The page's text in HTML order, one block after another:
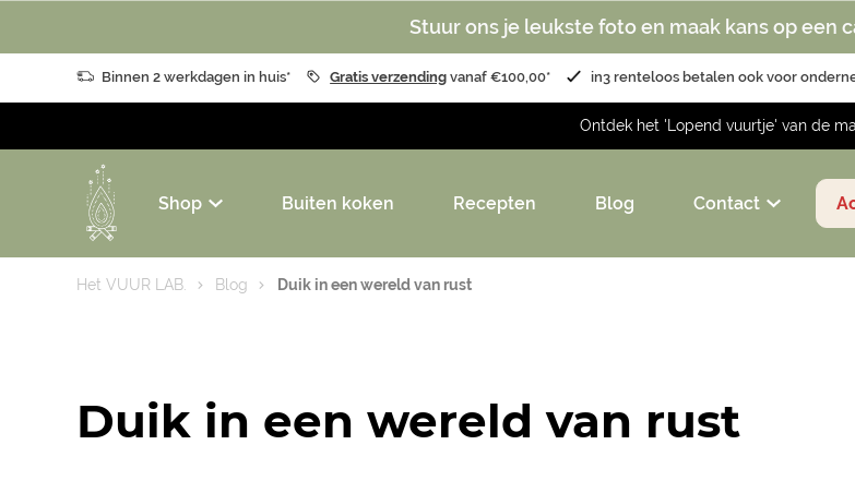
Stuur ons je leukste foto en maak kans op een
Binnen 2 werkdagen in huis* Gratis verzending vanaf €100,00* in3 renteloos betalen ook voor
Ontdek het 'Lopend vuurtje' van de
Shop Buiten koken Recepten Blog Contact
Het VUUR LAB. Blog Duik in een wereld van rust
Duik in een wereld van rust